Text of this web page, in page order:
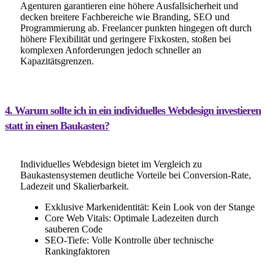
Agenturen garantieren eine höhere Ausfallsicherheit und
decken breitere Fachbereiche wie Branding, SEO und
Programmierung ab. Freelancer punkten hingegen oft durch
höhere Flexibilität und geringere Fixkosten, stoßen bei
komplexen Anforderungen jedoch schneller an
Kapazitätsgrenzen.
4. Warum sollte ich in ein individuelles Webdesign investieren
statt in einen Baukasten?
Individuelles Webdesign bietet im Vergleich zu
Baukastensystemen deutliche Vorteile bei Conversion-Rate,
Ladezeit und Skalierbarkeit.
Exklusive Markenidentität: Kein Look von der Stange
Core Web Vitals: Optimale Ladezeiten durch
sauberen Code
SEO-Tiefe: Volle Kontrolle über technische
Rankingfaktoren